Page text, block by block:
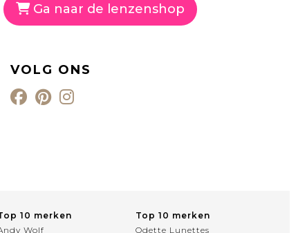
Ga naar de lenzenshop
VOLG ONS
10 merken
Wolf
Top 10 merken
Odette Lunettes